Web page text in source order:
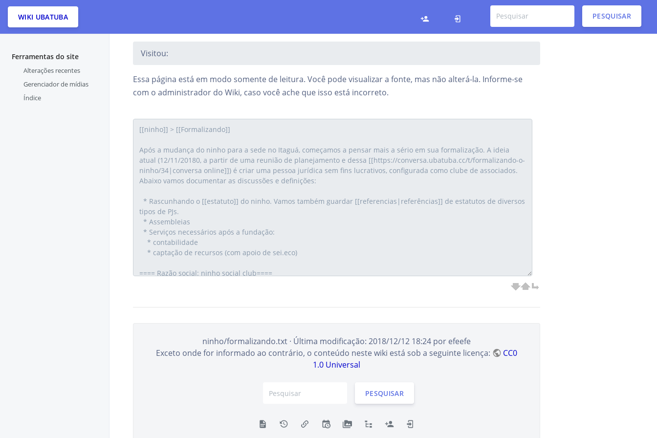
WIKI UBATUBA PESQUISAR
Ferramentas do site
Alterações recentes
Gerenciador de mídias
Índice
Visitou:
Essa página está em modo somente de leitura. Você pode visualizar a fonte, mas não alterá-la. Informe-se
com o administrador do Wiki, caso você ache que isso está incorreto.
ninho/formalizando.txt · Última modificação: 2018/12/12 18:24 por efeefe
Exceto onde for informado ao contrário, o conteúdo neste wiki está sob a seguinte licença:
CC0
1.0 Universal
PESQUISAR